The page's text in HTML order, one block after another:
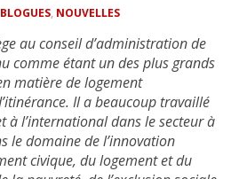
BLOGUES, NOUVELLES
au conseil d’administration de
comme étant un des plus grands
matière de logement
Il a beaucoup travaillé
à l’international dans le secteur à
le domaine de l’innovation
civique, du logement et du